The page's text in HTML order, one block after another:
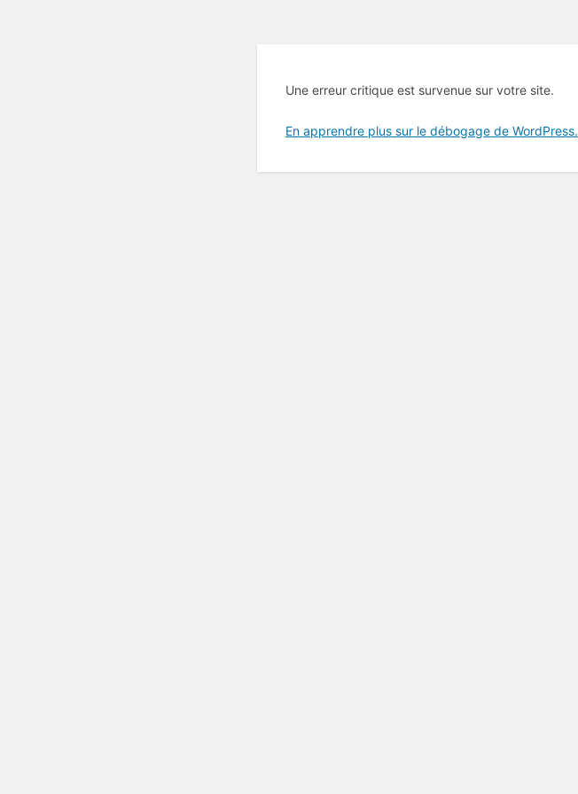
Une erreur critique est survenue sur votre site.
En apprendre plus sur le débogage de WordPress.